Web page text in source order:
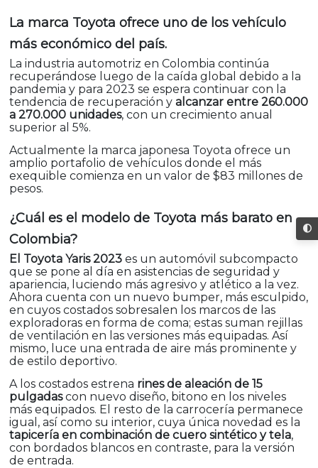
La marca Toyota ofrece uno de los vehículo
más económico del país.
La industria automotriz en Colombia continúa
recuperándose luego de la caída global debido a la
pandemia y para 2023 se espera continuar con la
tendencia de recuperación yalcanzar entre 260.000
a 270.000 unidades, con un crecimiento anual
superior al 5%.
Actualmente la marca japonesa Toyota ofrece un
amplio portafolio de vehículos donde el más
exequible comienza en un valor de $83 millones de
pesos.
¿Cuál es el modelo de Toyota más barato en
Colombia?
El Toyota Yaris 2023 es un automóvil subcompacto
que se pone al día en asistencias de seguridad y
apariencia, luciendo más agresivo y atlético a la vez.
Ahora cuenta con un nuevo bumper, más esculpido,
en cuyos costados sobresalen los marcos de las
exploradoras en forma de coma; estas suman rejillas
de ventilación en las versiones más equipadas. Así
mismo, luce una entrada de aire más prominente y
de estilo deportivo.
A los costados estrena rines de aleación de 15
pulgadascon nuevo diseño, bitono en los niveles
más equipados. El resto de la carrocería permanece
igual, así como su interior, cuya única novedad es la
tapicería en combinación de cuero sintético y tela,
con bordados blancos en contraste, para la versión
de entrada.